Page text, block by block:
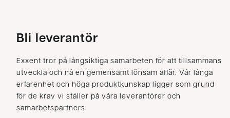
Bli leverantör
Exxent tror på långsiktiga samarbeten för att tillsammans
utveckla och nå en gemensamt lönsam affär. Vår långa
erfarenhet och höga produktkunskap ligger som grund
för de krav vi ställer på våra leverantörer och
samarbetspartners.